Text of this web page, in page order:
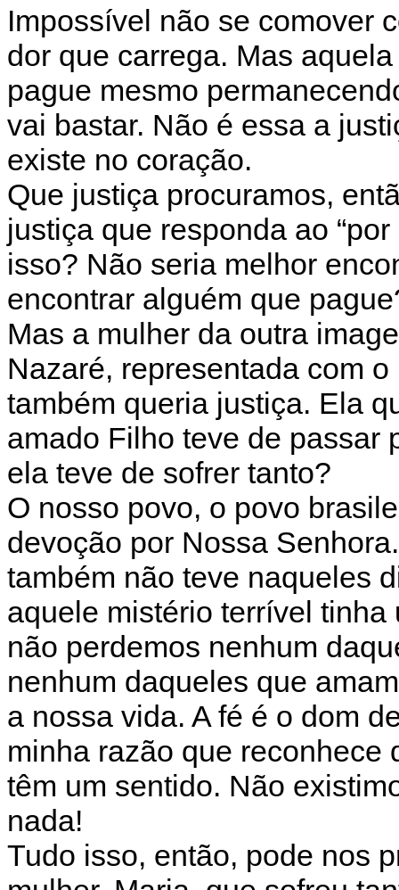
Impossível não se comover
dor que carrega. Mas
pague mesmo
vai bastar. Não é essa a
existe no coração.
Que justiça procuramos,
justiça que responda ao
isso? Não seria melhor
encontrar alguém que
Mas a mulher da outra
Nazaré, representada com
também queria justiça. Ela
amado Filho teve de passar
ela teve de sofrer tanto?
O nosso povo, o povo
devoção por Nossa
também não teve naqueles
aquele mistério terrível tinha
não perdemos nenhum
nenhum daqueles que
a nossa vida. A fé é o dom
minha razão que reconhece
têm um sentido. Não
nada!
Tudo isso, então, pode nos